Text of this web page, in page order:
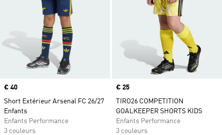
Prix
€ 40
Short Extérieur Arsenal FC 26/27
Enfants
Enfants Performance
3 couleurs
Prix
€ 25
TIRO26 COMPETITION
GOALKEEPER SHORTS KIDS
Enfants Performance
3 couleurs